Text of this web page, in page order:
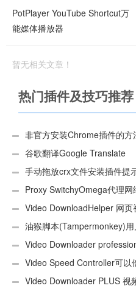
PotPlayer YouTube Shortcut万
能媒体播放器
暂无相关文章！
热门插件及技巧推荐
非官方安装Chrome插件的方
谷歌翻译Google Translate
手动拖放crx文件安装插件提
效:“CEX_HEADER_INVALID”的
Proxy SwitchyOmega代理网
Video DownloadHelper 网页
油猴脚本(Tampermonkey)
用Android）
Video Downloader
Video Speed Controller可以
Video Downloader PLUS 视